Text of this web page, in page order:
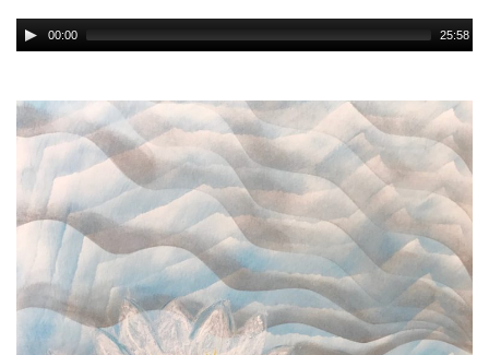
Audio
Player
00:00 25:58